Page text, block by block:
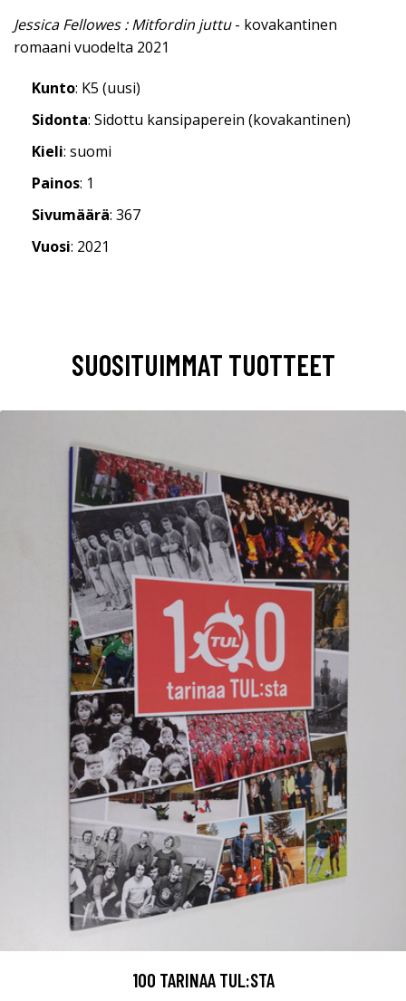
Jessica Fellowes : Mitfordin juttu- kovakantinen
romaani vuodelta 2021
Kunto: K5 (uusi)
Sidonta: Sidottu kansipaperein (kovakantinen)
Kieli: suomi
Painos: 1
Sivumäärä: 367
Vuosi: 2021
SUOSITUIMMAT TUOTTEET
100 TARINAA TUL:STA